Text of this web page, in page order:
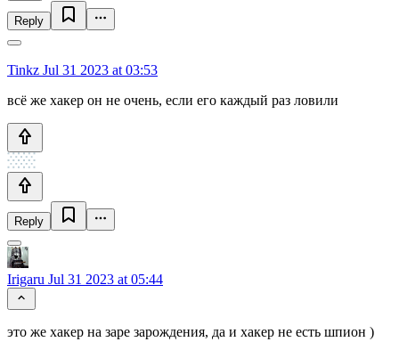
Reply
Tinkz Jul 31 2023 at 03:53
всё же хакер он не очень, если его каждый раз ловили
Reply
Irigaru Jul 31 2023 at 05:44
это же хакер на заре зарождения, да и хакер не есть шпион )